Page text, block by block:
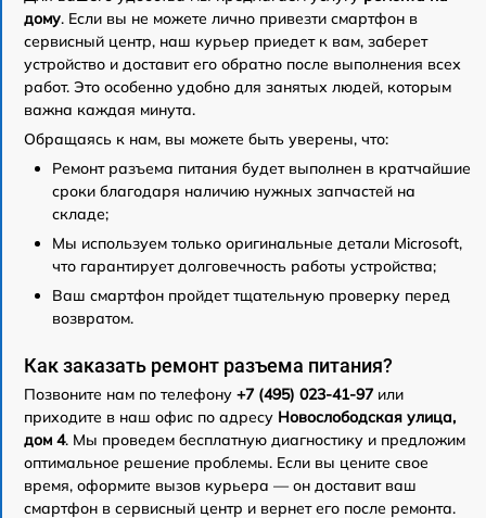
дому. Если вы не можете лично привезти смартфон в
сервисный центр, наш курьер приедет к вам, заберет
устройство и доставит его обратно после выполнения всех
работ. Это особенно удобно для занятых людей, которым
важна каждая минута.
Обращаясь к нам, вы можете быть уверены, что:
Ремонт разъема питания будет выполнен в кратчайшие
сроки благодаря наличию нужных запчастей на
складе;
Мы используем только оригинальные детали Microsoft,
что гарантирует долговечность работы устройства;
Ваш смартфон пройдет тщательную проверку перед
возвратом.
Как заказать ремонт разъема питания?
Позвоните нам по телефону +7 (495) 023-41-97 или
приходите в наш офис по адресу Новослободская улица,
дом 4. Мы проведем бесплатную диагностику и предложим
оптимальное решение проблемы. Если вы цените свое
время, оформите вызов курьера — он доставит ваш
смартфон в сервисный центр и вернет его после ремонта.